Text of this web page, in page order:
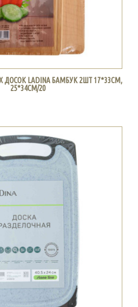
ДОСОК LADINA БАМБУК 2ШТ 17*33СМ,
25*34СМ/20